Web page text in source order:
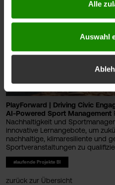
Alle
Auswahl
PlayForward | Driving Civic
AI-Powered Sport Management
Nachhaltigkeit und
innovative Lernangebote, um
nachhaltige, klimaresiliente und
Sportveranstaltungen zu
#laufende Projekte BI
zurück zur Übersicht